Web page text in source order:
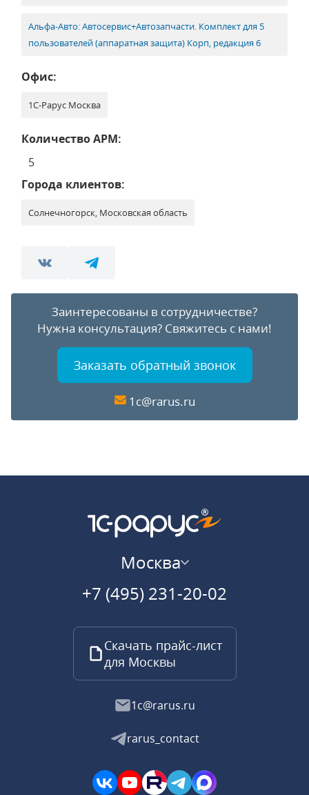
Альфа-Авто: Автосервис+Автозапчасти. Комплект для 5
пользователей (аппаратная защита) Корп, редакция 6
Офис:
1С-Рарус Москва
Количество АРМ:
5
Города клиентов:
Солнечногорск, Московская область
Заинтересованы в сотрудничестве?
Нужна консультация? Свяжитесь с нами!
Заказать обратный звонок
1c@rarus.ru
Москва
+7 (495) 231-20-02
Скачать прайс-лист
для Москвы
1c@rarus.ru
rarus_contact